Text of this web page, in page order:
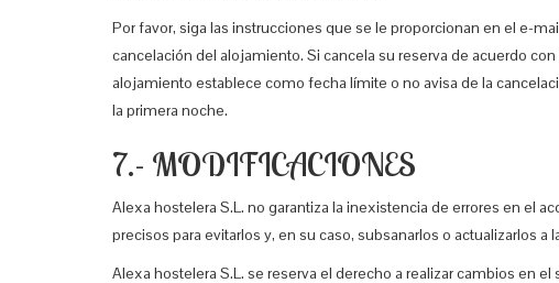
Por favor, siga las instrucciones que se le proporcionan en el e-
cancelación del alojamiento. Si cancela su reserva de acuerdo
alojamiento establece como fecha límite o no avisa de la
la primera noche.
7.- MODIFICACIONES
Alexa hostelera S.L. no garantiza la inexistencia de errores en el
precisos para evitarlos y, en su caso, subsanarlos o actualizarlos a
Alexa hostelera S.L. se reserva el derecho a realizar cambios en